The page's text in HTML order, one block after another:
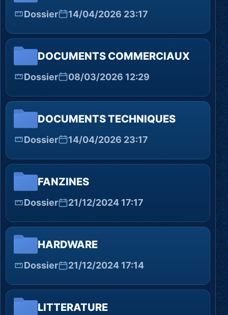
Dossier 14/04/2026 23:17
DOCUMENTS COMMERCIAUX
Dossier 08/03/2026 12:29
DOCUMENTS TECHNIQUES
Dossier 14/04/2026 23:17
FANZINES
Dossier 21/12/2024 17:17
HARDWARE
Dossier 21/12/2024 17:14
LITTERATURE